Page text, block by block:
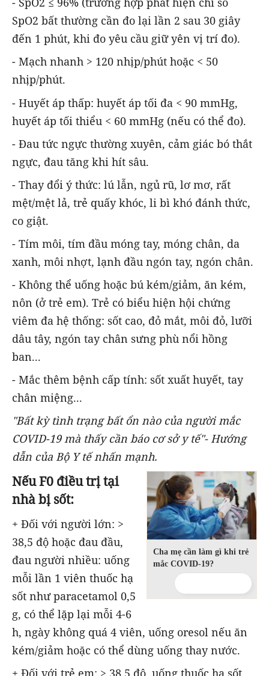
SpO2 bất thường cần đo lại lần 2 sau 30 giây
đến 1 phút, khi đo yêu cầu giữ yên vị trí đo).
- Mạch nhanh > 120 nhịp/phút hoặc < 50
nhịp/phút.
- Huyết áp thấp: huyết áp tối đa < 90 mmHg,
huyết áp tối thiểu < 60 mmHg (nếu có thể đo).
- Đau tức ngực thường xuyên, cảm giác bó thắt
ngực, đau tăng khi hít sâu.
- Thay đổi ý thức: lú lẫn, ngủ rũ, lơ mơ, rất
mệt/mệt lả, trẻ quấy khóc, li bì khó đánh thức,
co giật.
- Tím môi, tím đầu móng tay, móng chân, da
xanh, môi nhợt, lạnh đầu ngón tay, ngón chân.
- Không thể uống hoặc bú kém/giảm, ăn kém,
nôn (ở trẻ em). Trẻ có biểu hiện hội chứng
viêm đa hệ thống: sốt cao, đỏ mắt, môi đỏ, lưỡi
dâu tây, ngón tay chân sưng phù nổi hồng
ban...
- Mắc thêm bệnh cấp tính: sốt xuất huyết, tay
chân miệng...
"Bất kỳ tình trạng bất ổn nào của người mắc
COVID-19 mà thấy cần báo cơ sở y tế"- Hướng
dẫn của Bộ Y tế nhấn mạnh.
Cha mẹ cần làm gì khi trẻ
mắc COVID-19?
Nếu F0 điều trị tại
nhà bị sốt:
+ Đối với người lớn: >
38,5 độ hoặc đau đầu,
đau người nhiều: uống
mỗi lần 1 viên thuốc hạ
sốt như paracetamol 0,5
g, có thể lặp lại mỗi 4-6
h, ngày không quá 4 viên, uống oresol nếu ăn
kém/giảm hoặc có thể dùng uống thay nước.
+ Đối với trẻ em: > 38,5 độ, uống thuốc hạ sốt